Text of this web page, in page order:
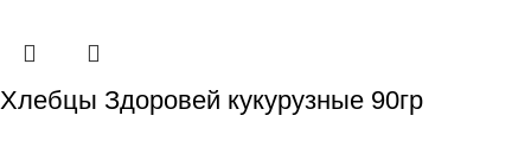
Хлебцы Здоровей кукурузные 90гр